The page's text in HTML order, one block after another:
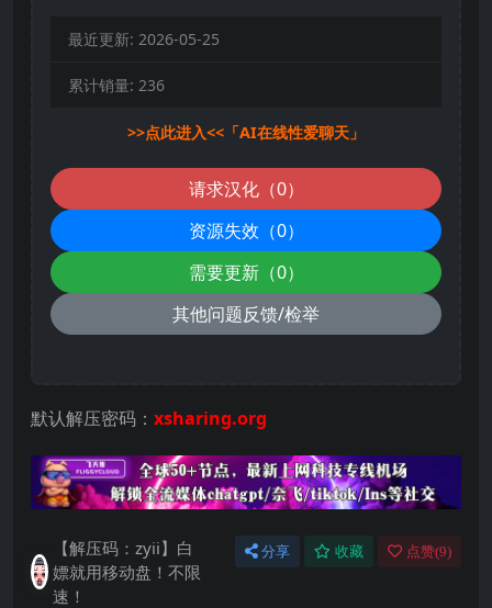
最近更新: 2026-05-25
累计销量: 236
>>点此进入<<「AI在线性爱聊天」
请求汉化（0）
资源失效（0）
需要更新（0）
其他问题反馈/检举
默认解压密码： xsharing.org
【解压码：zyii】白
嫖就用移动盘！不限
速！
分享 收藏 点赞(9)